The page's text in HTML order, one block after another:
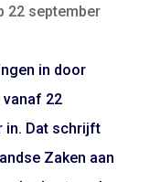
22 september
in door
vanaf 22
in. Dat schrijft
Zaken aan